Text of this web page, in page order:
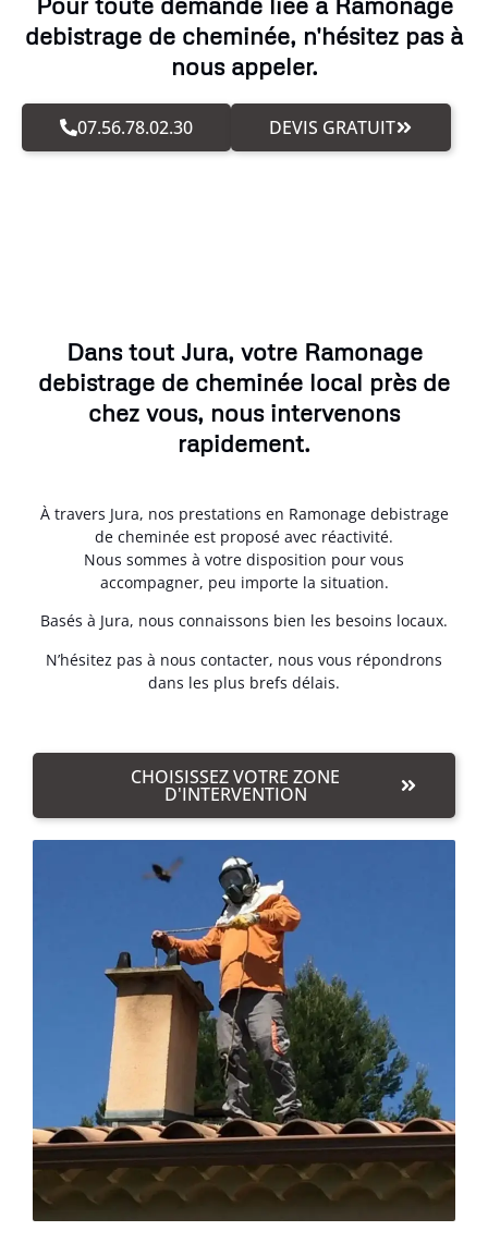
debistrage de cheminée, n'hésitez pas à
nous appeler.
07.56.78.02.30 DEVIS GRATUIT
Dans tout Jura, votre Ramonage
debistrage de cheminée local près de
chez vous, nous intervenons
rapidement.
À travers Jura, nos prestations en Ramonage debistrage
de cheminée est proposé avec réactivité.
Nous sommes à votre disposition pour vous
accompagner, peu importe la situation.
Basés à Jura, nous connaissons bien les besoins locaux.
N’hésitez pas à nous contacter, nous vous répondrons
dans les plus brefs délais.
CHOISISSEZ VOTRE ZONE
D'INTERVENTION